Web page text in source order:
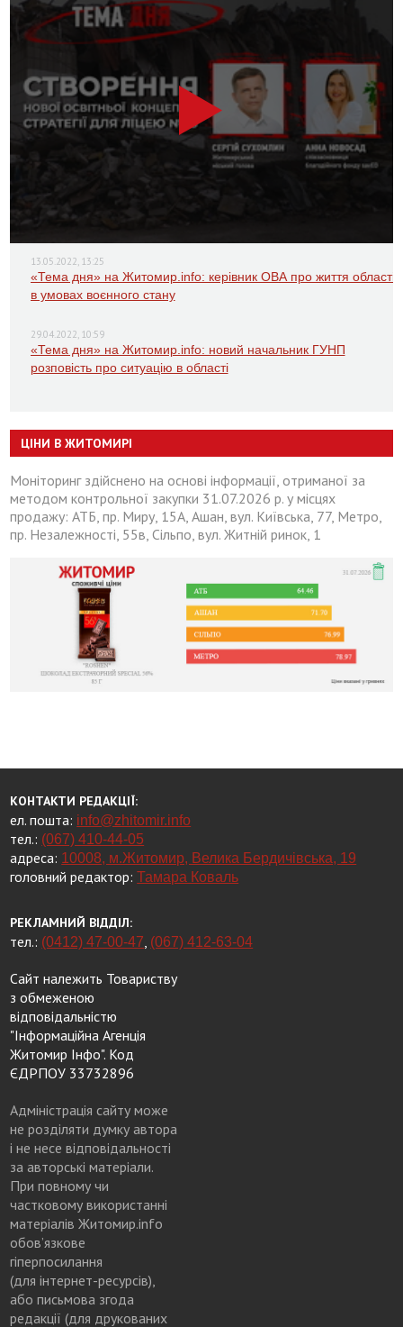
13.05.2022, 13:25
«Тема дня» на Житомир.info: керівник ОВА про життя області
в умовах воєнного стану
29.04.2022, 10:59
«Тема дня» на Житомир.info: новий начальник ГУНП
розповість про ситуацію в області
ЦІНИ В ЖИТОМИРІ
Моніторинг здійснено на основі інформації, отриманої за
методом контрольної закупки 31.07.2026 р. у місцях
продажу: АТБ, пр. Миру, 15А, Ашан, вул. Київська, 77, Метро,
пр. Незалежності, 55в, Сільпо, вул. Житній ринок, 1
КОНТАКТИ РЕДАКЦІЇ:
ел. пошта: info@zhitomir.info
тел.: (067) 410-44-05
адреса: 10008, м.Житомир, Велика Бердичівська, 19
головний редактор:Тамара Коваль
РЕКЛАМНИЙ ВІДДІЛ:
тел.: (0412) 47-00-47 (067) 412-63-04
Сайт належить Товариству
з обмеженою
відповідальністю
"Інформаційна Агенція
Житомир Інфо". Код
ЄДРПОУ 33732896
Адміністрація сайту може
не розділяти думку автора
і не несе відповідальності
за авторські матеріали.
При повному чи
частковому використанні
матеріалів Житомир.info
обов’язкове
гіперпосилання
(для інтернет-ресурсів),
або письмова згода
редакції (для друкованих